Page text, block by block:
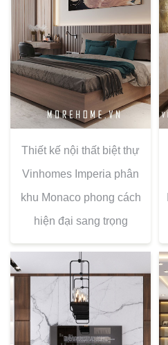
Thiết kế nội thất biệt thự
Vinhomes Imperia phân
khu Monaco phong cách
hiện đại sang trọng